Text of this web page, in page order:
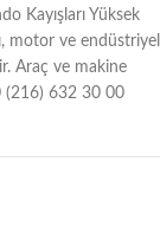
Kayışları Yüksek
motor ve endüstriyel
Araç ve makine
(216) 632 30 00